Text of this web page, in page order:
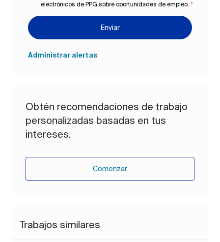
electrónicos de PPG sobre oportunidades de empleo. *
Enviar
Administrar alertas
Obtén recomendaciones de trabajo
personalizadas basadas en tus
intereses.
Comenzar
Trabajos similares